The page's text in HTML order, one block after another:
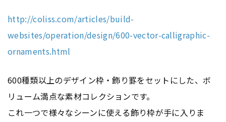
http://coliss.com/articles/build-
websites/operation/design/600-vector-calligraphic-
ornaments.html
600種類以上のデザイン枠・飾り罫をセットにした、ボ
リューム満点な素材コレクションです。
これ一つで様々なシーンに使える飾り枠が手に入りま